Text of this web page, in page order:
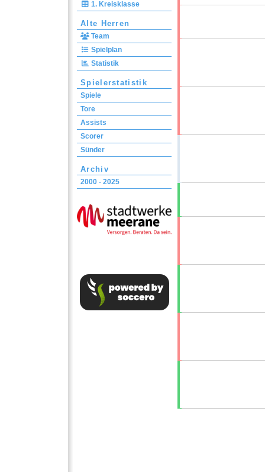
1. Kreisklasse
Alte Herren
Team
Spielplan
Statistik
Spielerstatistik
Spiele
Tore
Assists
Scorer
Sünder
Archiv
2000 - 2025